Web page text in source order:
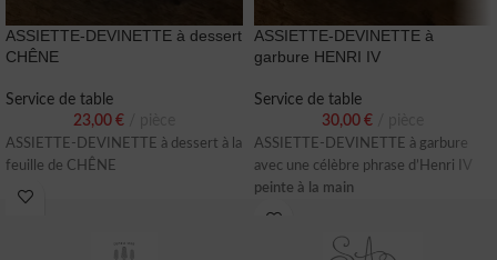
ASSIETTE-DEVINETTE à dessert
CHÊNE
Service de table
23,00 €
ASSIETTE-DEVINETTE à dessert à la
feuille de CHÊNE
ASSIETTE-DEVINETTE à
garbure HENRI IV
Service de table
30,00 €
ASSIETTE-DEVINETTE à garbure
avec une célèbre phrase d’Henri IV
peinte à la main